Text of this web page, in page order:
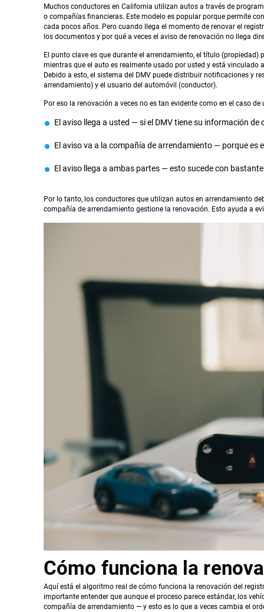
Muchos conductores en California utilizan autos a través de
o compañías financieras. Este modelo es popular porque permite
cada pocos años. Pero cuando llega el momento de renovar el
los documentos y por qué a veces el aviso de renovación no llega
El punto clave es que durante el arrendamiento, el título
mientras que el auto es realmente usado por usted y está vinculado
Debido a esto, el sistema del DMV puede distribuir notificaciones y
arrendamiento) y el usuario del automóvil (conductor).
Por eso la renovación a veces no es tan evidente como en el caso
El aviso llega a usted — si el DMV tiene su información
El aviso va a la compañía de arrendamiento — porque es
El aviso llega a ambas partes — esto sucede con
Por lo tanto, los conductores que utilizan autos en arrendamiento
compañía de arrendamiento gestione la renovación. Esto ayuda a
Cómo funciona la
Aquí está el algoritmo real de cómo funciona la renovación del
importante entender que aunque el proceso parece estándar, los
compañía de arrendamiento — y esto es lo que a veces cambia el